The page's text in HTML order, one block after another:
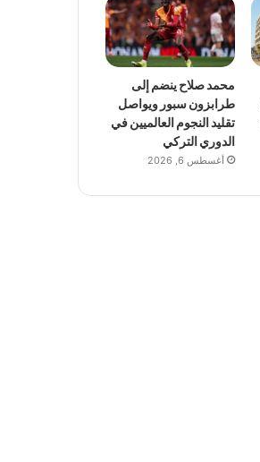
محمد صلاح ينضم إلى
طرابزون سبور ويواصل
تقليد النجوم العالميين في
الدوري التركي
أغسطس 6, 2026